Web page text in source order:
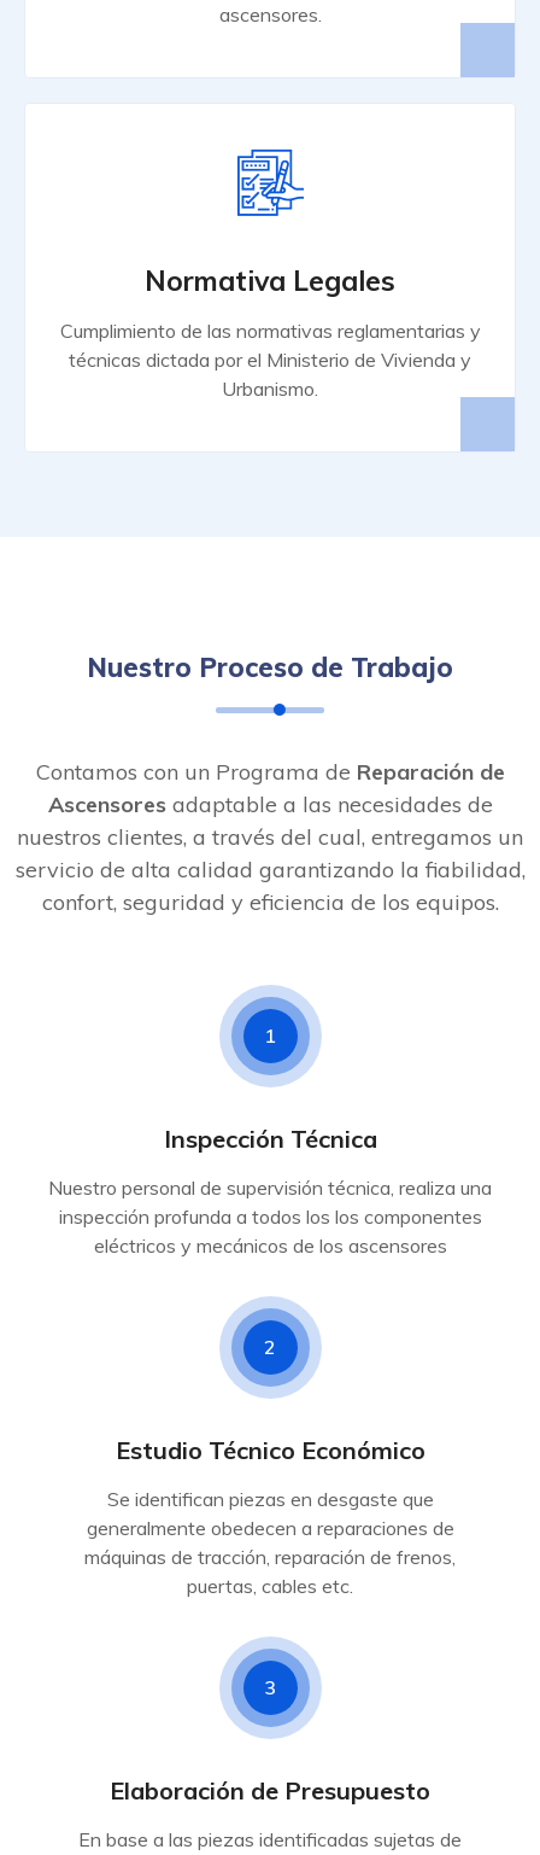
ascensores.
Normativa Legales
Cumplimiento de las normativas reglamentarias y
técnicas dictada por el Ministerio de Vivienda y
Urbanismo.
Nuestro Proceso de Trabajo
Contamos con un Programa de Reparación de
Ascensoresadaptable a las necesidades de
nuestros clientes, a través del cual, entregamos un
servicio de alta calidad garantizando la fiabilidad,
confort, seguridad y eficiencia de los equipos.
1
Inspección Técnica
Nuestro personal de supervisión técnica, realiza una
inspección profunda a todos los los componentes
eléctricos y mecánicos de los ascensores
2
Estudio Técnico Económico
Se identifican piezas en desgaste que
generalmente obedecen a reparaciones de
máquinas de tracción, reparación de frenos,
puertas, cables etc.
3
Elaboración de Presupuesto
En base a las piezas identificadas sujetas de